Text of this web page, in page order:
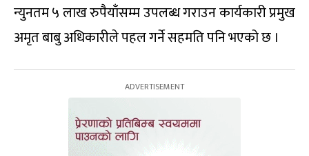
न्युनतम ५ लाख रुपैयाँसम्म उपलब्ध गराउन कार्यकारी प्रमुख
अमृत बाबु अधिकारीले पहल गर्ने सहमति पनि भएको छ ।